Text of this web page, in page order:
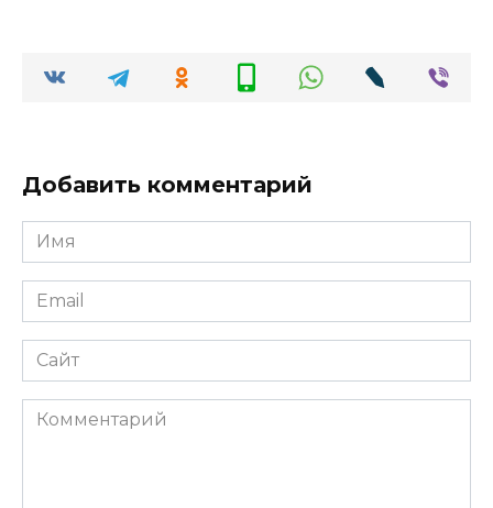
Добавить комментарий
Имя
*
Email
*
Сайт
Комментарий